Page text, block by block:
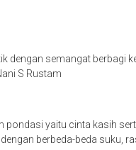
dengan semangat
S Rustam
yaitu cinta kasih
berbeda-beda suku,